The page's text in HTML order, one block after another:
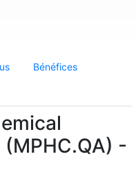
Bénéfices
-